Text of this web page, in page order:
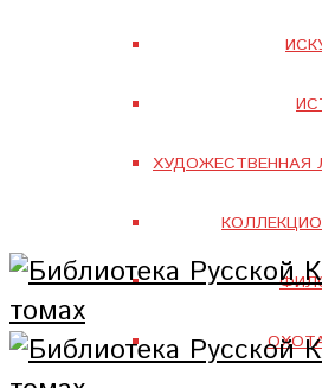
ХУДОЖЕСТВЕННАЯ